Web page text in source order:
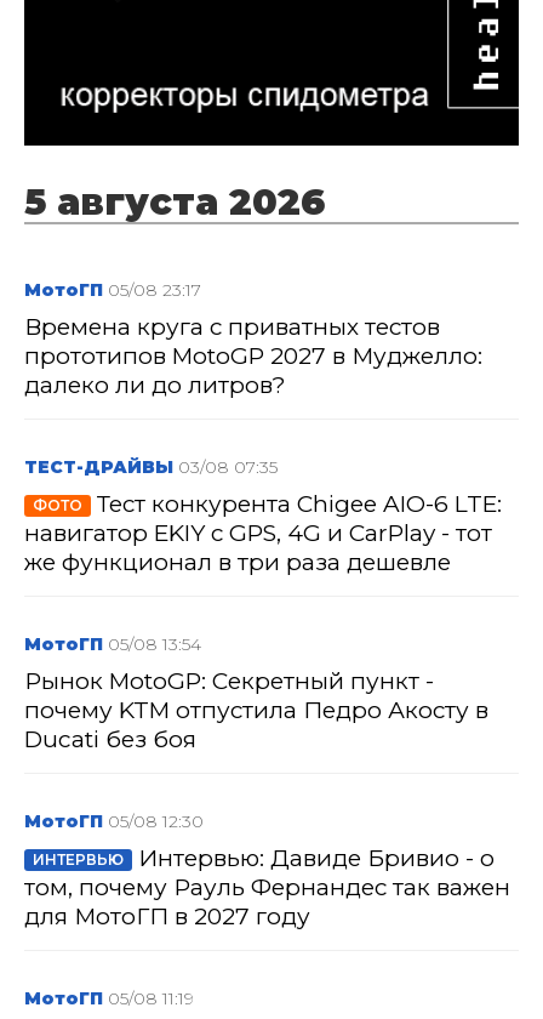
5 августа 2026
МотоГП 05/08 23:17
Времена круга с приватных тестов
прототипов MotoGP 2027 в Муджелло:
далеко ли до литров?
ТЕСТ-ДРАЙВЫ 03/08 07:35
ФОТО
Тест конкурента Chigee AIO-6 LTE:
навигатор EKIY с GPS, 4G и CarPlay - тот
же функционал в три раза дешевле
МотоГП 05/08 13:54
Рынок MotoGP: Секретный пункт -
почему KTM отпустила Педро Акосту в
Ducati без боя
МотоГП 05/08 12:30
ИНТЕРВЬЮ
Интервью: Давиде Бривио - о
том, почему Рауль Фернандес так важен
для МотоГП в 2027 году
МотоГП 05/08 11:19